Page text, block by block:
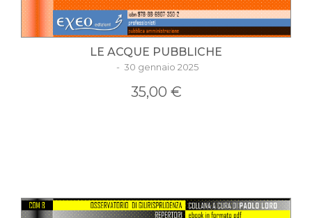
LE ACQUE PUBBLICHE
- 30 gennaio 2025
35,00 €